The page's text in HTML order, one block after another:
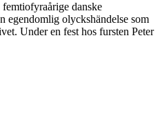
danske
egendomlig olyckshändelse som
Under en fest hos fursten Peter